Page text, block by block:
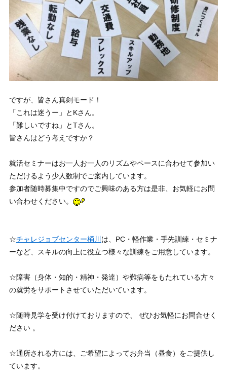
ですが、皆さん真剣モード！
「これは迷うー」とKさん。
「難しいですね」とTさん。
皆さんはどう考えですか？
就活セミナーはお一人お一人のリズムやペースに合わせて参加い
ただけるよう少人数制でご案内しています。
参加者随時募集中ですのでご興味のある方は是非、お気軽にお問
い合わせください。
☆チャレジョブセンター桶川 は、PC・軽作業・手先訓練・セミナ
ーなど、スキルの向上に役立つ様々な訓練をご用意しています。
☆障害（身体・知的・精神・発達）や難病等をもたれている方々
の就労をサポートさせていただいています。
☆随時見学を受け付けておりますので、 ぜひお気軽にお問合せく
ださい 。
☆通所される方には、ご希望によってお弁当（昼食）をご提供し
ています。